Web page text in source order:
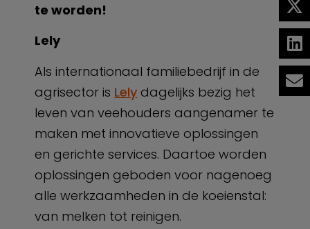
te worden!
Lely
Als internationaal familiebedrijf in de
agrisector is Lely dagelijks bezig het
leven van veehouders aangenamer te
maken met innovatieve oplossingen
en gerichte services. Daartoe worden
oplossingen geboden voor nagenoeg
alle werkzaamheden in de koeienstal:
van melken tot reinigen.